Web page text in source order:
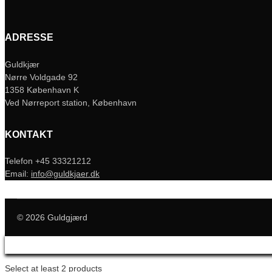
ADRESSE
Guldkjær
Nørre Voldgade 92
1358 København K
Ved Nørreport station, København
KONTAKT
Telefon +45 33321212
Email: info@guldkjaer.dk
© 2026 Guldgjærd
Select at least 2 products